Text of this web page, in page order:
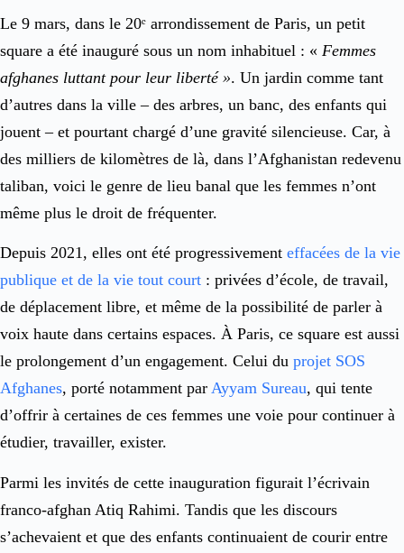
Le 9 mars, dans le 20ᵉ arrondissement de Paris, un petit
square a été inauguré sous un nom inhabituel : « Femmes
afghanes luttant pour leur liberté ». Un jardin comme tant
d’autres dans la ville – des arbres, un banc, des enfants qui
jouent – et pourtant chargé d’une gravité silencieuse. Car, à
des milliers de kilomètres de là, dans l’Afghanistan redevenu
taliban, voici le genre de lieu banal que les femmes n’ont
même plus le droit de fréquenter.
Depuis 2021, elles ont été progressivement effacées de la vie
publique et de la vie tout court : privées d’école, de travail,
de déplacement libre, et même de la possibilité de parler à
voix haute dans certains espaces. À Paris, ce square est aussi
le prolongement d’un engagement. Celui du projet SOS
Afghanes, porté notamment par Ayyam Sureau, qui tente
d’offrir à certaines de ces femmes une voie pour continuer à
étudier, travailler, exister.
Parmi les invités de cette inauguration figurait l’écrivain
franco-afghan Atiq Rahimi. Tandis que les discours
s’achevaient et que des enfants continuaient de courir entre